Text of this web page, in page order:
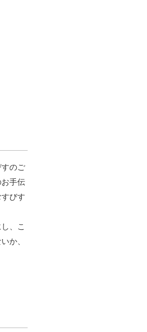
のご
手伝
びす
、こ
か、